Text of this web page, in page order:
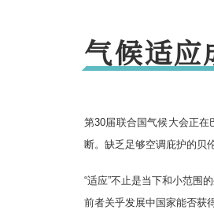
气候适应
第30届联合国气候大会正
断。缺乏足够空调庇护的贝
“适应”不止是当下和小范围
前者关乎发展中国家能否获